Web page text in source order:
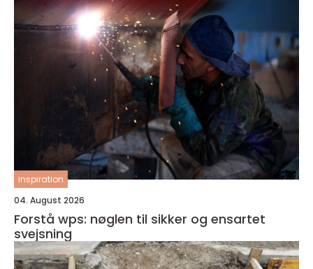
inspiration
04. August 2026
Forstå wps: nøglen til sikker og ensartet
svejsning